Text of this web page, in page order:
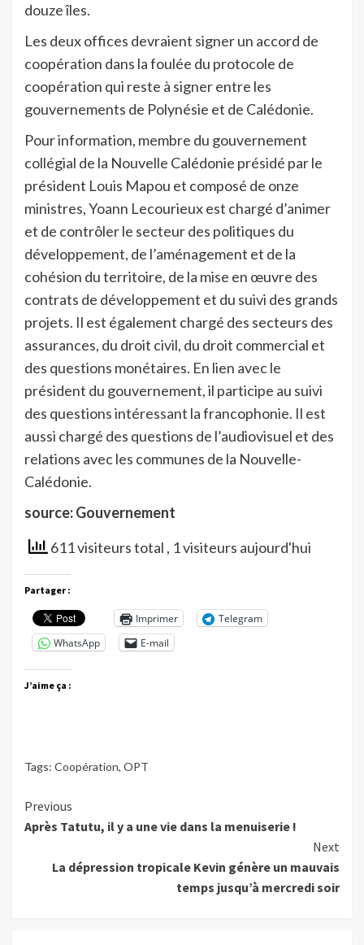
douze îles.
Les deux offices devraient signer un accord de
coopération dans la foulée du protocole de
coopération qui reste à signer entre les
gouvernements de Polynésie et de Calédonie.
Pour information, membre du gouvernement
collégial de la Nouvelle Calédonie présidé par le
président Louis Mapou et composé de onze
ministres, Yoann Lecourieux est chargé d’animer
et de contrôler le secteur des politiques du
développement, de l’aménagement et de la
cohésion du territoire, de la mise en œuvre des
contrats de développement et du suivi des grands
projets. Il est également chargé des secteurs des
assurances, du droit civil, du droit commercial et
des questions monétaires. En lien avec le
président du gouvernement, il participe au suivi
des questions intéressant la francophonie. Il est
aussi chargé des questions de l’audiovisuel et des
relations avec les communes de la Nouvelle-
Calédonie.
source: Gouvernement
611 visiteurs total , 1 visiteurs aujourd'hui
Partager :
Imprimer
Telegram
WhatsApp
E-mail
J’aime ça :
Tags: Coopération, OPT
Continue
Reading
Previous
Après Tatutu, il y a une vie dans la menuiserie !
Next
La dépression tropicale Kevin génère un mauvais
temps jusqu’à mercredi soir